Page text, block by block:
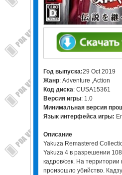
Год выпуска:29 Oct 2019
Жанр: Adventure ,Action
Код диска: CUSA15361
Версия игры: 1.0
Минимальная версия
Язык интерфейса игры:
Описание
Yakuza Remastered
Yakuza 4 в разрешении
кадров/сек. На территории
произошло убийство.